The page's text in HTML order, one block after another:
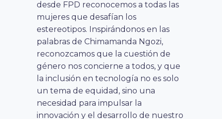
desde FPD reconocemos a todas las
mujeres que desafían los
estereotipos. Inspirándonos en las
palabras de Chimamanda Ngozi,
reconozcamos que la cuestión de
género nos concierne a todos, y que
la inclusión en tecnología no es solo
un tema de equidad, sino una
necesidad para impulsar la
innovación y el desarrollo de nuestro